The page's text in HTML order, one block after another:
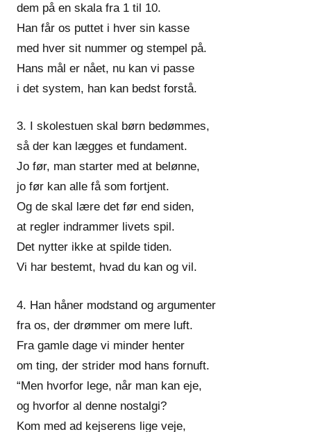
dem på en skala fra 1 til 10.
Han får os puttet i hver sin kasse
med hver sit nummer og stempel på.
Hans mål er nået, nu kan vi passe
i det system, han kan bedst forstå.
3. I skolestuen skal børn bedømmes,
så der kan lægges et fundament.
Jo før, man starter med at belønne,
jo før kan alle få som fortjent.
Og de skal lære det før end siden,
at regler indrammer livets spil.
Det nytter ikke at spilde tiden.
Vi har bestemt, hvad du kan og vil.
4. Han håner modstand og argumenter
fra os, der drømmer om mere luft.
Fra gamle dage vi minder henter
om ting, der strider mod hans fornuft.
“Men hvorfor lege, når man kan eje,
og hvorfor al denne nostalgi?
Kom med ad kejserens lige veje,